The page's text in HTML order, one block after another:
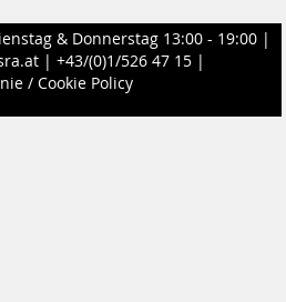
& Donnerstag 13:00 - 19:00 |
| +43/(0)1/526 47 15 |
/ Cookie Policy